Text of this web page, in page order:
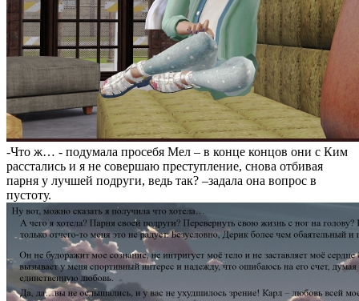
-Что ж… - подумала просебя Мел – в конце концов они с Ким
расстались и я не совершаю преступление, снова отбивая
парня у лучшей подруги, ведь так? –задала она вопрос в
пустоту.